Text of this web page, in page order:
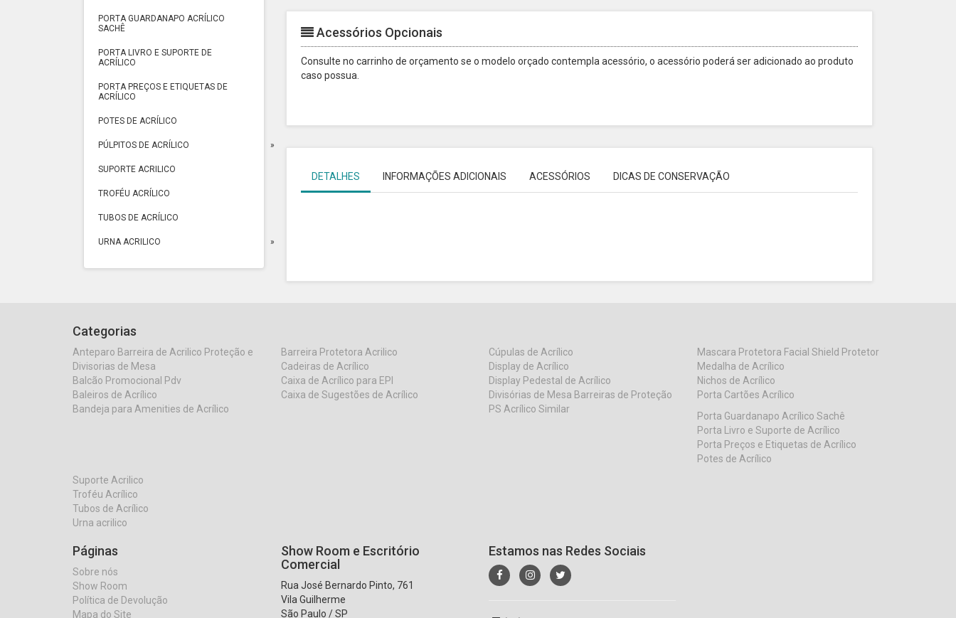
PORTA GUARDANAPO ACRÍLICO
SACHÊ
PORTA LIVRO E SUPORTE DE
ACRÍLICO
PORTA PREÇOS E ETIQUETAS DE
ACRÍLICO
POTES DE ACRÍLICO
PÚLPITOS DE ACRÍLICO
SUPORTE ACRILICO
TROFÉU ACRÍLICO
TUBOS DE ACRÍLICO
URNA ACRILICO
Acessórios Opcionais
Consulte no carrinho de orçamento se o modelo orçado contempla acessório, o acessório poderá ser adicionado ao produto
caso possua.
DETALHES INFORMAÇÕES ADICIONAIS ACESSÓRIOS DICAS DE CONSERVAÇÃO
Categorias
Anteparo Barreira de Acrilico Proteção e
Divisorias de Mesa
Balcão Promocional Pdv
Baleiros de Acrílico
Bandeja para Amenities de Acrílico
Barreira Protetora Acrilico
Cadeiras de Acrílico
Caixa de Acrílico para EPI
Caixa de Sugestões de Acrílico
Cúpulas de Acrílico
Display de Acrílico
Display Pedestal de Acrílico
Divisórias de Mesa Barreiras de Proteção
PS Acrílico Similar
Mascara Protetora Facial Shield Protetor
Medalha de Acrílico
Nichos de Acrílico
Porta Cartões Acrílico
Porta Guardanapo Acrílico Sachê
Porta Livro e Suporte de Acrílico
Porta Preços e Etiquetas de Acrílico
Potes de Acrílico
Suporte Acrilico
Troféu Acrílico
Tubos de Acrílico
Urna acrilico
Páginas
Sobre nós
Show Room
Política de Devolução
Mapa do Site
Show Room e Escritório
Comercial
Rua José Bernardo Pinto, 761
Vila Guilherme
São Paulo / SP
Estamos nas Redes Sociais